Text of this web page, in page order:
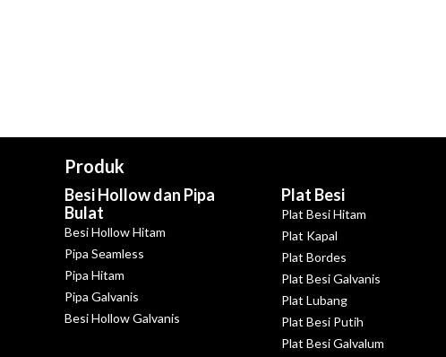
Produk
Besi Hollow dan Pipa
Bulat
Besi Hollow Hitam
Pipa Seamless
Pipa Hitam
Pipa Galvanis
Besi Hollow Galvanis
Plat Besi
Plat Besi Hitam
Plat Kapal
Plat Bordes
Plat Besi Galvanis
Plat Lubang
Plat Besi Putih
Plat Besi Galvalum